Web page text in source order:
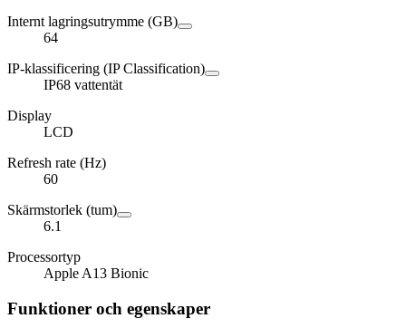
Internt lagringsutrymme (GB)
64
IP-klassificering (IP Classification)
IP68 vattentät
Display
LCD
Refresh rate (Hz)
60
Skärmstorlek (tum)
6.1
Processortyp
Apple A13 Bionic
Funktioner och egenskaper